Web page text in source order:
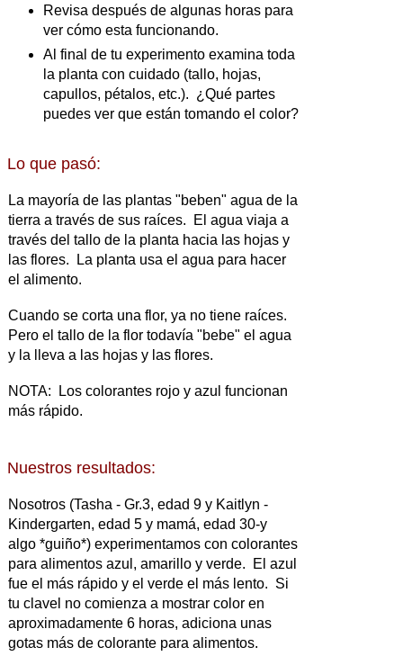
Revisa después de algunas horas para
ver cómo esta funcionando.
Al final de tu experimento examina toda
la planta con cuidado (tallo, hojas,
capullos, pétalos, etc.). ¿Qué partes
puedes ver que están tomando el color?
Lo que pasó:
La mayoría de las plantas "beben" agua de la
tierra a través de sus raíces. El agua viaja a
través del tallo de la planta hacia las hojas y
las flores. La planta usa el agua para hacer
el alimento.
Cuando se corta una flor, ya no tiene raíces.
Pero el tallo de la flor todavía "bebe" el agua
y la lleva a las hojas y las flores.
NOTA: Los colorantes rojo y azul funcionan
más rápido.
Nuestros resultados:
Nosotros (Tasha - Gr.3, edad 9 y Kaitlyn -
Kindergarten, edad 5 y mamá, edad 30-y
algo *guiño*) experimentamos con colorantes
para alimentos azul, amarillo y verde. El azul
fue el más rápido y el verde el más lento. Si
tu clavel no comienza a mostrar color en
aproximadamente 6 horas, adiciona unas
gotas más de colorante para alimentos.